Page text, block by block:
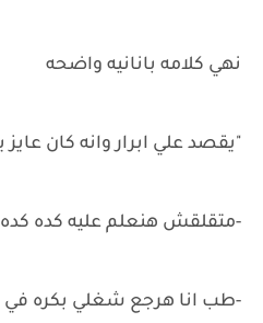
نهي كلامه بانانيه واضحه
"يقصد علي ابرار وانه كان
-متقلقش هنعلم عليه كده كده
-طب انا هرجع شغلي بكره